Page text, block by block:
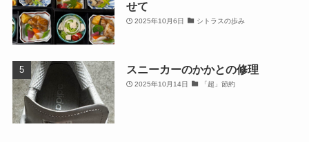
せて
2025年10月6日 シトラスの歩み
スニーカーのかかとの修理
2025年10月14日 「超」節約